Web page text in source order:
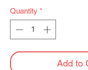
Quantity *
Add to